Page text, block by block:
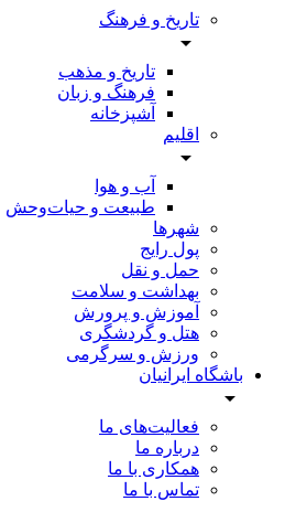
تاریخ و فرهنگ
تاریخ و مذهب
فرهنگ و زبان
آشپزخانه
اقلیم
آب و هوا
طبیعت و حیات‌وحش
شهرها
پول رایج
حمل و نقل
بهداشت و سلامت
آموزش و پرورش
هتل و گردشگری
ورزش و سرگرمی
باشگاه ایرانیان
فعالیت‌های ما
درباره ما
همکاری با ما
تماس با ما